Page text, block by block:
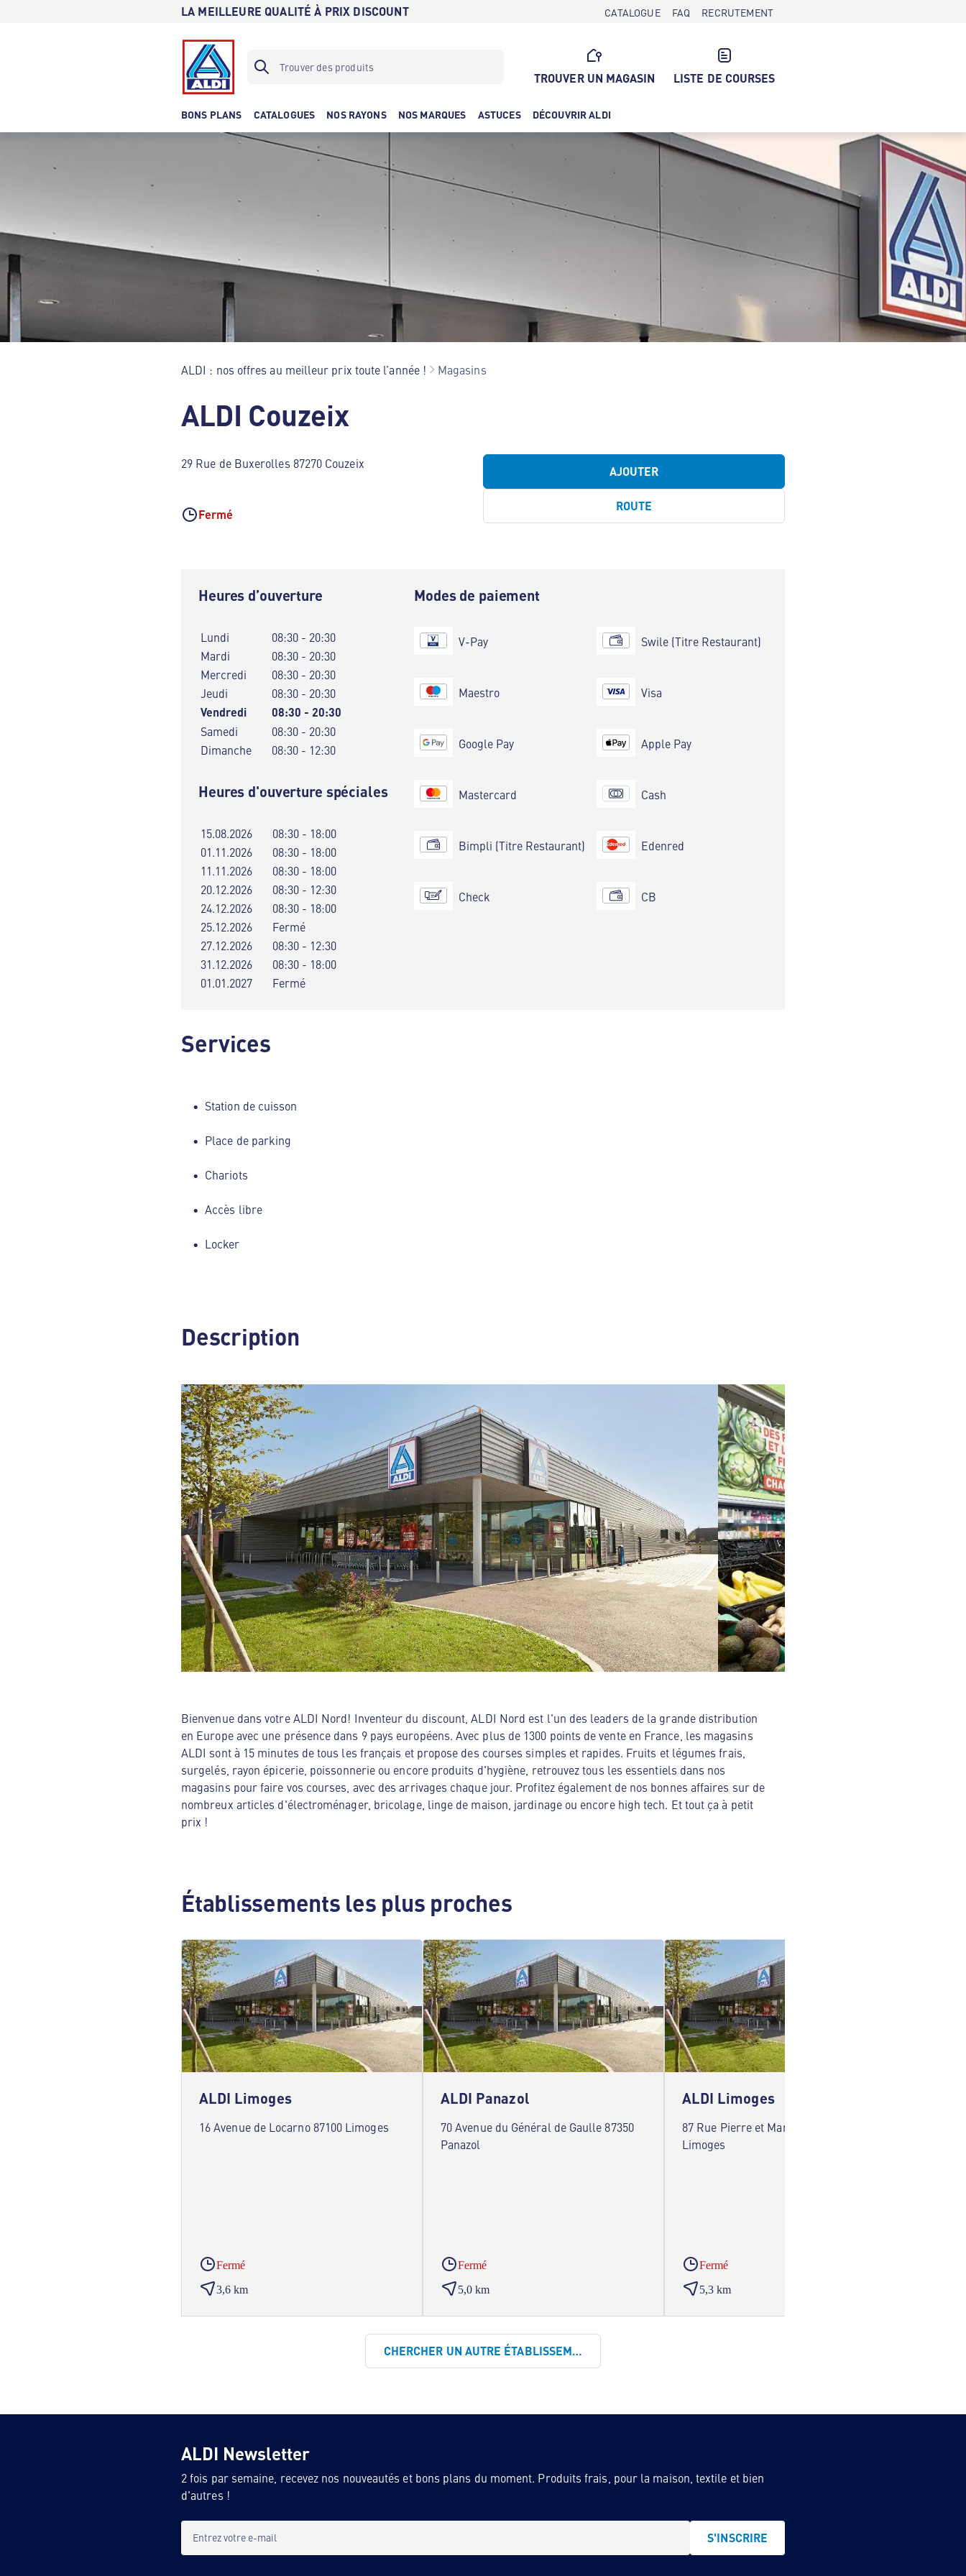
LA MEILLEURE QUALITÉ À PRIX DISCOUNT CATALOGUE FAQ RECRUTEMENT
TROUVER UN MAGASIN LISTE DE COURSES
BONS PLANS CATALOGUES NOS RAYONS NOS MARQUES ASTUCES DÉCOUVRIR ALDI
ALDI : nos offres au meilleur prix toute l’année ! Magasins
ALDI Couzeix
29 Rue de Buxerolles 87270 Couzeix
Fermé
AJOUTER
ROUTE
Heures d’ouverture
Lundi
08:30 - 20:30
Mardi
08:30 - 20:30
Mercredi
08:30 - 20:30
Jeudi
08:30 - 20:30
Vendredi 08:30 - 20:30
Samedi
08:30 - 20:30
Dimanche
08:30 - 12:30
Heures d'ouverture spéciales
15.08.2026
08:30 - 18:00
01.11.2026
08:30 - 18:00
11.11.2026
08:30 - 18:00
20.12.2026
08:30 - 12:30
24.12.2026
08:30 - 18:00
25.12.2026
Fermé
27.12.2026
08:30 - 12:30
31.12.2026
08:30 - 18:00
01.01.2027
Fermé
Modes de paiement
V-Pay
Maestro
Google Pay
Mastercard
Bimpli (Titre Restaurant)
Check
Swile (Titre Restaurant)
Visa
Apple Pay
Cash
Edenred
CB
Services
Station de cuisson
Place de parking
Chariots
Accès libre
Locker
Description
Bienvenue dans votre ALDI Nord! Inventeur du discount, ALDI Nord est l'un des leaders de la grande distribution
en Europe avec une présence dans 9 pays européens. Avec plus de 1300 points de vente en France, les magasins
ALDI sont à 15 minutes de tous les français et propose des courses simples et rapides. Fruits et légumes frais,
surgelés, rayon épicerie, poissonnerie ou encore produits d'hygiène, retrouvez tous les essentiels dans nos
magasins pour faire vos courses, avec des arrivages chaque jour. Profitez également de nos bonnes affaires sur de
nombreux articles d'électroménager, bricolage, linge de maison, jardinage ou encore high tech. Et tout ça à petit
prix !
Établissements les plus proches
ALDI Limoges
16 Avenue de Locarno 87100 Limoges
Fermé
3,6 km
ALDI Panazol
70 Avenue du Général de Gaulle 87350
Panazol
Fermé
5,0 km
ALDI Limoges
87 Rue Pierre et Marie Curie 87000
Limoges
Fermé
5,3 km
CHERCHER UN AUTRE ÉTABLISSEMENT
ALDI Newsletter
2 fois par semaine, recevez nos nouveautés et bons plans du moment. Produits frais, pour la maison, textile et bien
d'autres !
Entrez votre e-mail S'INSCRIRE